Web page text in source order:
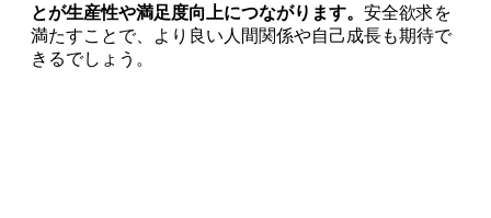
とが生産性や満足度向上につながります。 安全欲求を
満たすことで、より良い人間関係や自己成長も期待で
きるでしょう。